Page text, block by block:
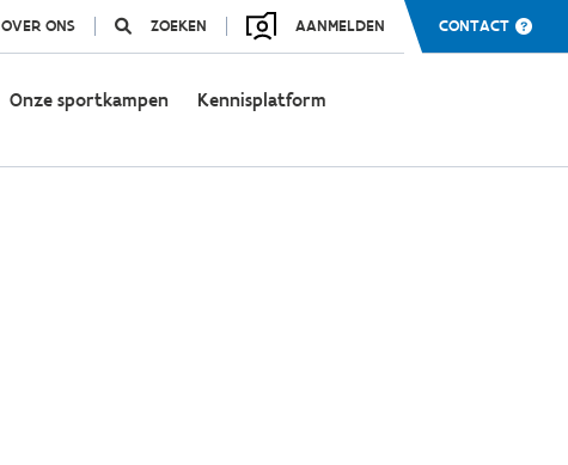
OVER ONS ZOEKEN AANMELDEN CONTACT
Onze sportkampen Kennisplatform